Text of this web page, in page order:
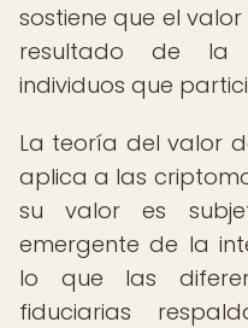
sostiene que el
resultado de la
individuos que
La teoría del valor
aplica a las
su valor es
emergente de la
lo que las
fiduciarias